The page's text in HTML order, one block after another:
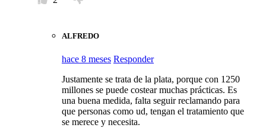
ALFREDO
hace 8 meses Responder
Justamente se trata de la plata, porque con 1250
millones se puede costear muchas prácticas. Es
una buena medida, falta seguir reclamando para
que personas como ud, tengan el tratamiento que
se merece y necesita.